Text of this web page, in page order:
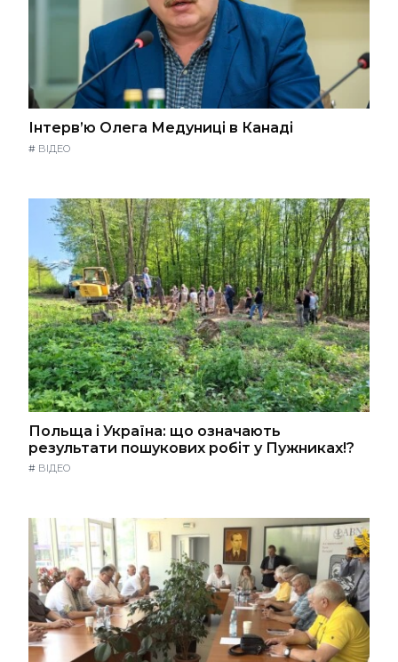
Інтерв’ю Олега Медуниці в Канаді
# ВІДЕО
Польща і Україна: що означають
результати пошукових робіт у Пужниках!?
# ВІДЕО